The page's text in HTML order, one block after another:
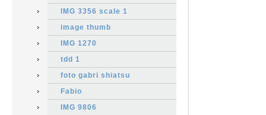
IMG 3356 scale 1
image thumb
IMG 1270
tdd 1
foto gabri shiatsu
Fabio
IMG 9806